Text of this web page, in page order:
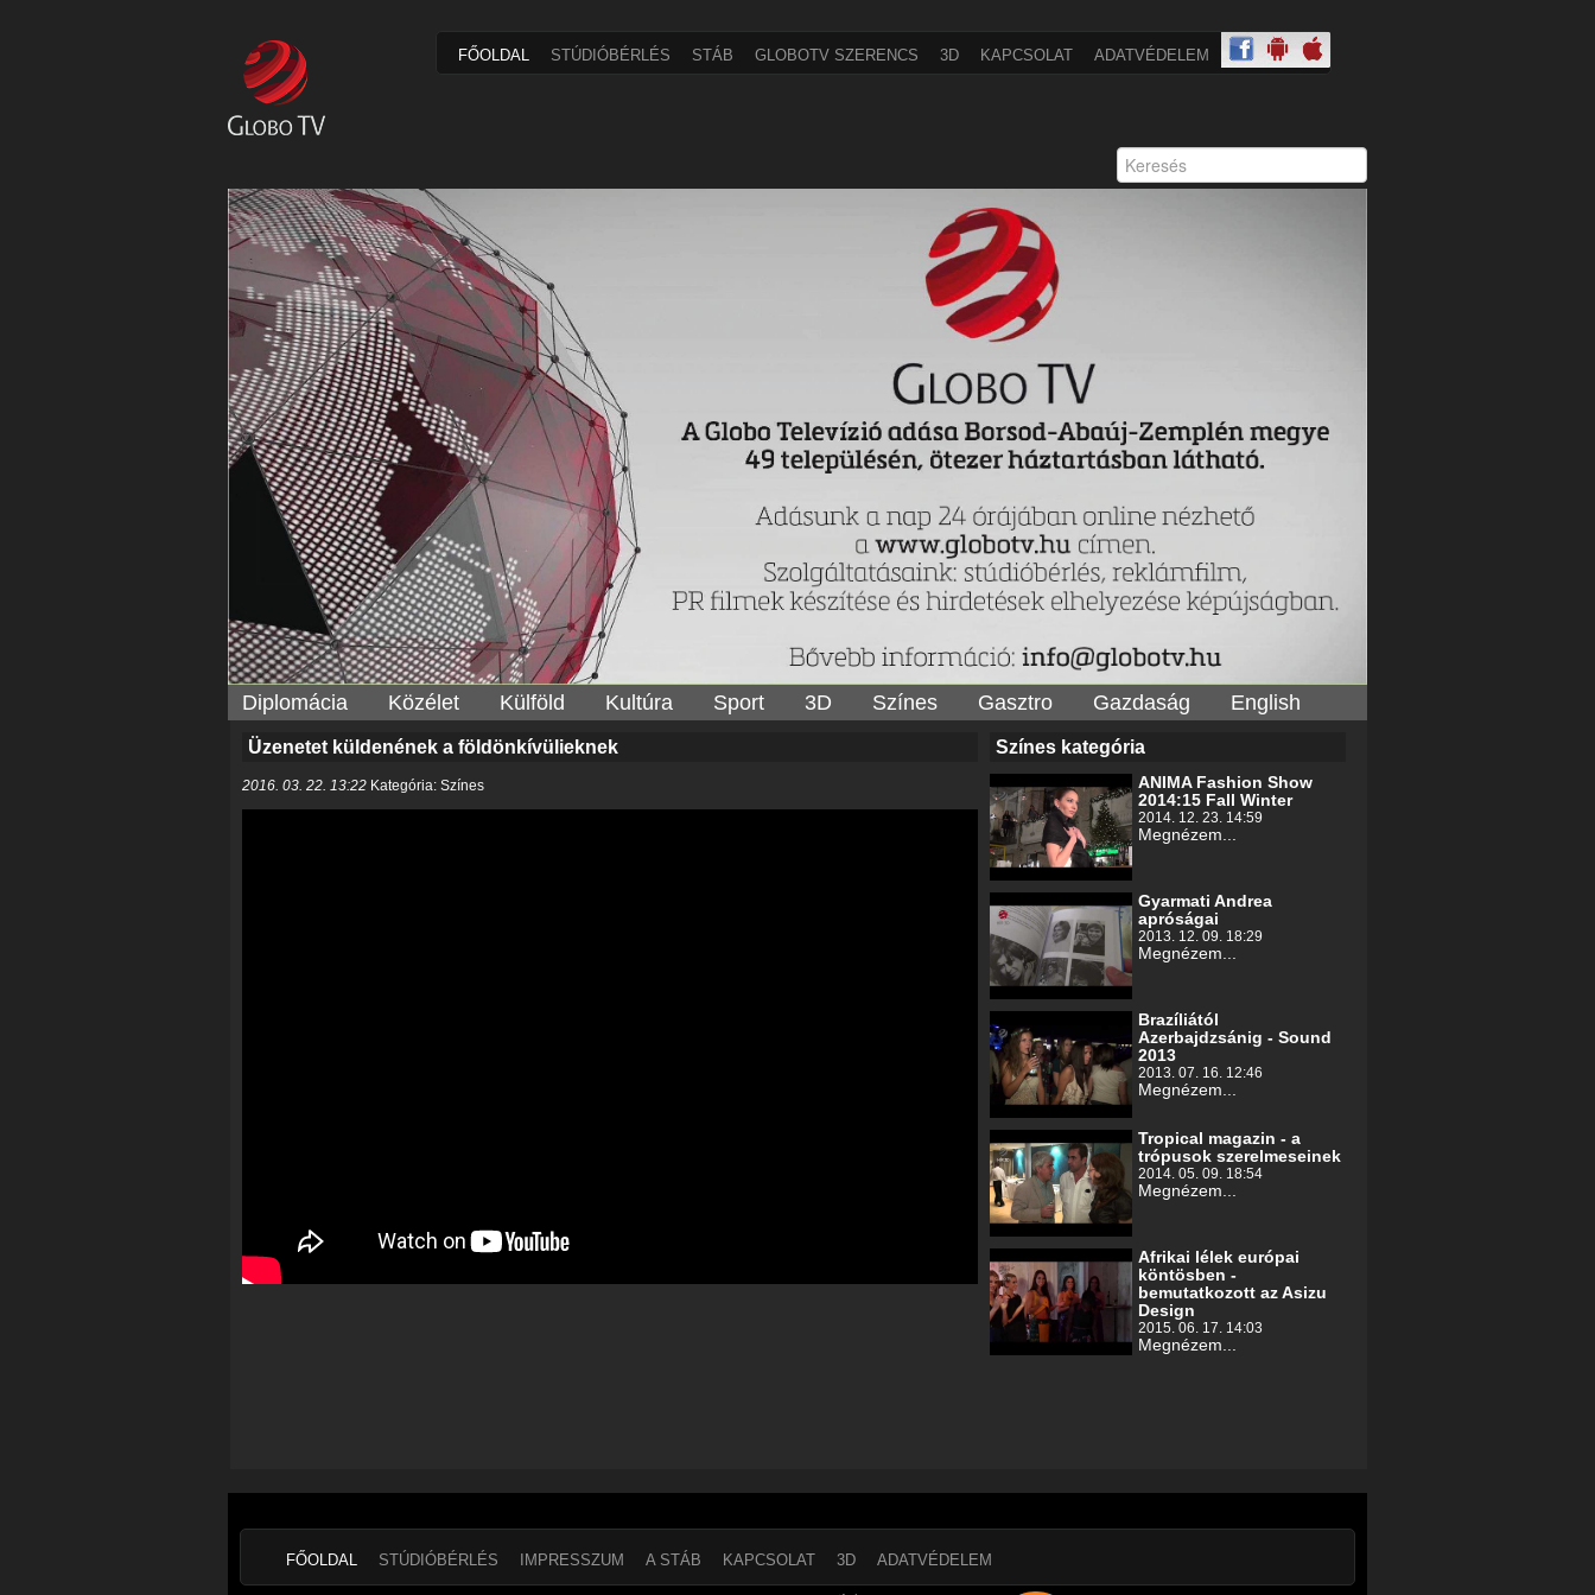
FŐOLDAL STÚDIÓBÉRLÉS STÁB GLOBOTV SZERENCS 3D KAPCSOLAT ADATVÉDELEM
Diplomácia Közélet Külföld Kultúra Sport 3D Színes Gasztro Gazdaság English
Üzenetet küldenének a földönkívülieknek
2016. 03. 22. 13:22 Kategória: Színes
Színes kategória
ANIMA Fashion Show
2014:15 Fall Winter
2014. 12. 23. 14:59
Megnézem...
Gyarmati Andrea
apróságai
2013. 12. 09. 18:29
Megnézem...
Brazíliától
Azerbajdzsánig - Sound
2013
2013. 07. 16. 12:46
Megnézem...
Tropical magazin - a
trópusok szerelmeseinek
2014. 05. 09. 18:54
Megnézem...
Afrikai lélek európai
köntösben -
bemutatkozott az Asizu
Design
2015. 06. 17. 14:03
Megnézem...
FŐOLDAL STÚDIÓBÉRLÉS IMPRESSZUM A STÁB KAPCSOLAT 3D ADATVÉDELEM